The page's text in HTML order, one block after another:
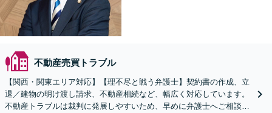
不動産売買トラブル
【関西・関東エリア対応】【理不尽と戦う弁護士】契約書の作成、立
退／建物の明け渡し請求、不動産相続など、幅広く対応しています。
不動産トラブルは裁判に発展しやすいため、早めに弁護士へご相談く